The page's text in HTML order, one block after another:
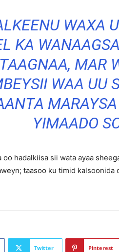
WAXA
KA
TAAGNAA, MAR
WAA UU
YIMAADO
oo hadalkiisa sii wata ayaa
taasoo ku timid kalsoonida
Twitter Pinterest